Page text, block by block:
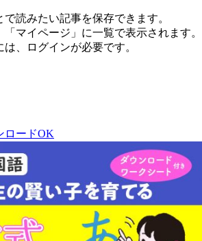
で読みたい記事を保存できます。
マイページ」に一覧で表示されます。
、ログインが必要です。
ロードOK